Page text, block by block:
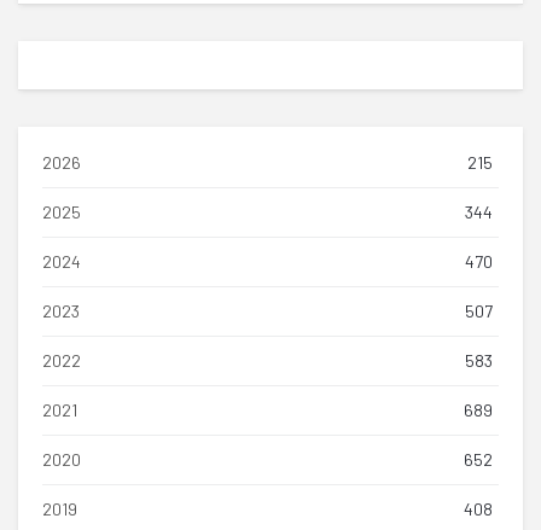
2026 215
2025 344
2024 470
2023 507
2022 583
2021 689
2020 652
2019 408